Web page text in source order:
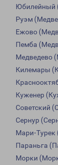
Юбилейный
Руэм
Ежово
Пемба
Медведево
Килемары
Куженер
Советский
Сернур
Мари-Турек
Параньга
Морки